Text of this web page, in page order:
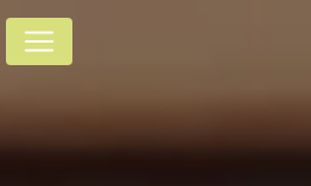
Panneau de gestion des cookies